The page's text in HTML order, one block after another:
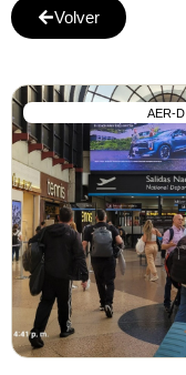
Volver
AER-D